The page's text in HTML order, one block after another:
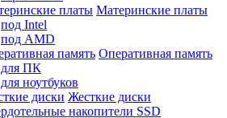
Материнские платы
под Intel
под AMD
Оперативная память
для ПК
для ноутбуков
Жесткие диски